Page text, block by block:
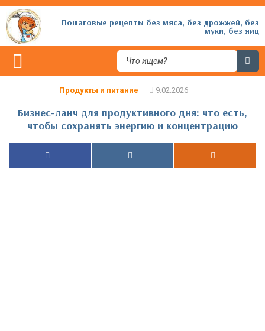
Пошаговые рецепты без мяса, без дрожжей, без
муки, без яиц
Продукты и питание
Бизнес-ланч для продуктивного дня: что есть,
чтобы сохранять энергию и концентрацию